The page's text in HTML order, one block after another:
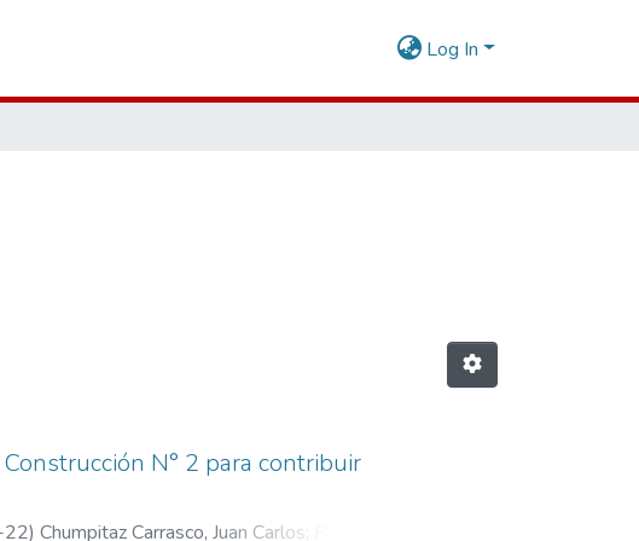
Log In
N° 2 para contribuir
) Chumpitaz Carrasco, Juan Carlos;